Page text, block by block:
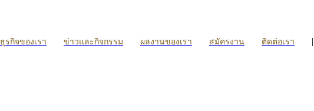
ธุรกิจของเรา ข่าวและกิจกรรม ผลงานของเรา สมัครงาน ติดต่อเรา |